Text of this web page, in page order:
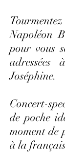
Napoléon
pour vous
Joséphine.
Concert-
de poche
moment de
à la